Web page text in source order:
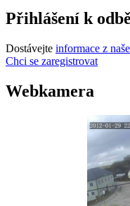
Přihlášení k
Dostávejte informace z
Chci se zaregistrovat
Webkamera